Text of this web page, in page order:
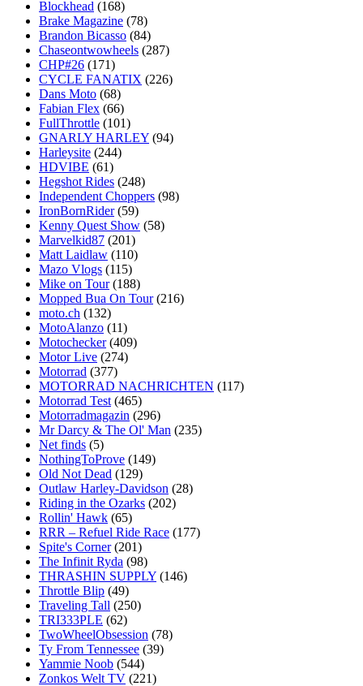
Blockhead (168)
Brake Magazine (78)
Brandon Bicasso (84)
Chaseontwowheels (287)
CHP#26 (171)
CYCLE FANATIX (226)
Dans Moto (68)
Fabian Flex (66)
FullThrottle (101)
GNARLY HARLEY (94)
Harleysite (244)
HDVIBE (61)
Hegshot Rides (248)
Independent Choppers (98)
IronBornRider (59)
Kenny Quest Show (58)
Marvelkid87 (201)
Matt Laidlaw (110)
Mazo Vlogs (115)
Mike on Tour (188)
Mopped Bua On Tour (216)
moto.ch (132)
MotoAlanzo (11)
Motochecker (409)
Motor Live (274)
Motorrad (377)
MOTORRAD NACHRICHTEN (117)
Motorrad Test (465)
Motorradmagazin (296)
Mr Darcy & The Ol' Man (235)
Net finds (5)
NothingToProve (149)
Old Not Dead (129)
Outlaw Harley-Davidson (28)
Riding in the Ozarks (202)
Rollin' Hawk (65)
RRR – Refuel Ride Race (177)
Spite's Corner (201)
The Infinit Ryda (98)
THRASHIN SUPPLY (146)
Throttle Blip (49)
Traveling Tall (250)
TRI333PLE (62)
TwoWheelObsession (78)
Ty From Tennessee (39)
Yammie Noob (544)
Zonkos Welt TV (221)